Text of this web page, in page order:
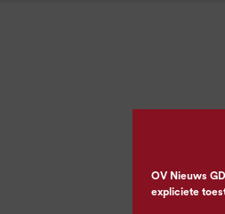
OV Nieuws
expliciete